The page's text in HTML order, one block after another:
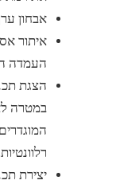
אבחון
איתור
העמדה
הצגת
במטרה
יצירת